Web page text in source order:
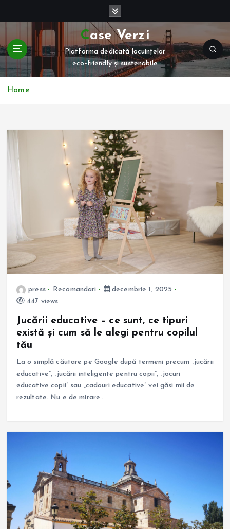
t
c
Case Verzi
Platforma dedicată locuințelor
eco-friendly și sustenabile
Home
press Recomandari
decembrie 1, 2025
447 views
Jucării educative – ce sunt, ce tipuri
există și cum să le alegi pentru copilul
tău
La o simplă căutare pe Google după termeni precum „jucării
educative”, „jucării inteligente pentru copii”, „jocuri
educative copii” sau „cadouri educative” vei găsi mii de
rezultate. Nu e de mirare…